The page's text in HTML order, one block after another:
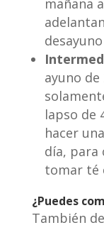
mañana
ayuno de
lapso de
hacer
día, para
tomar té
¿Puedes
También